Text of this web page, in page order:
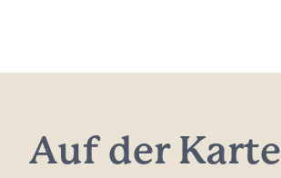
Auf der Karte